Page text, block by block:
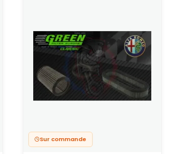
Sur commande